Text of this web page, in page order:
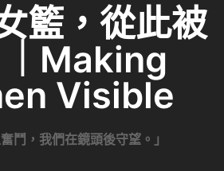
籃，從此被
Making
Visible
鬥，我們在鏡頭後守望。」